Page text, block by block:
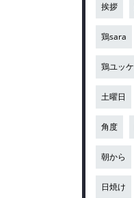
挨拶
鶏sara
鶏ユッケ
土曜日
角度
朝から
日焼け